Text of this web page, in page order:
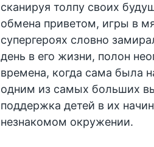
сканируя толпу своих
обмена приветом, игры в
супергероях словно
день в его жизни, полон
времена, когда сама была
одним из самых больших
поддержка детей в их
незнакомом окружении.